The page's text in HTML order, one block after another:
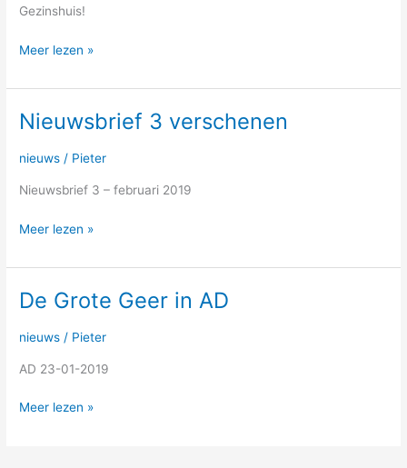
Gezinshuis!
Meer lezen »
Nieuwsbrief 3 verschenen
nieuws / Pieter
Nieuwsbrief 3 – februari 2019
Nieuwsbrief
verschenen
Meer lezen »
De Grote Geer in AD
nieuws / Pieter
AD 23-01-2019
De
Geer
AD
Meer lezen »